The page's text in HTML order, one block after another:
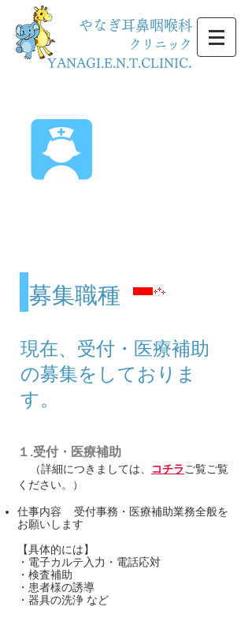
やなぎ耳鼻咽喉科
クリニック
YANAGI.E.N.T.CLINIC.
募集職種
現在、受付・医療補助
の募集をしておりま
す。
１.受付・医療補助
（詳細につきましては、 コチラ ご覧ご覧
ください。）
仕事内容 受付事務・医療補助業務全般を
お願いします
【具体的には】
・電子カルテ入力・電話応対
・検査補助
・患者様の誘導
・器具の洗浄 など